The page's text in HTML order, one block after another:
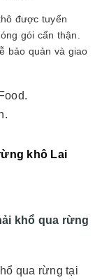
được tuyển
gói cẩn thận.
bảo quản và giao
khô Lai
khổ qua rừng
qua rừng tại